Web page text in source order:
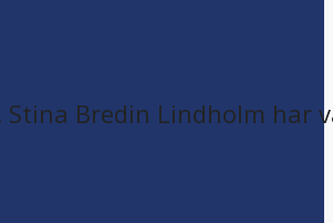
Stina Bredin Lindholm har